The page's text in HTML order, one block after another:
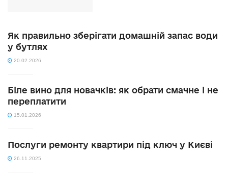
Як правильно зберігати домашній запас води
у бутлях
20.02.2026
Біле вино для новачків: як обрати смачне і не
переплатити
15.01.2026
Послуги ремонту квартири під ключ у Києві
26.11.2025